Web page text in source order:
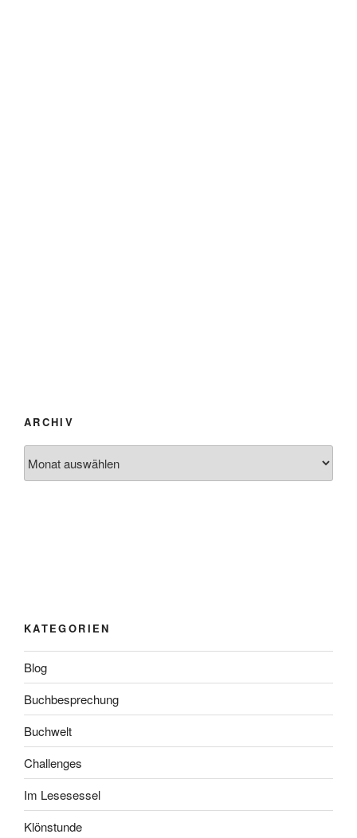
ARCHIV
KATEGORIEN
Blog
Buchbesprechung
Buchwelt
Challenges
Im Lesesessel
Klönstunde